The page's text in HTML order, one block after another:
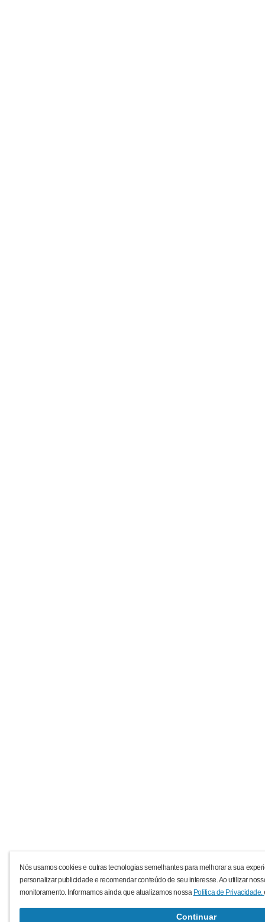
Nós usamos cookies e outras tecnologias semelhantes para melhorar a sua
personalizar publicidade e recomendar conteúdo de seu interesse. Ao utilizar
monitoramento. Informamos ainda que atualizamos nossa Política de Privacidade.
Continuar